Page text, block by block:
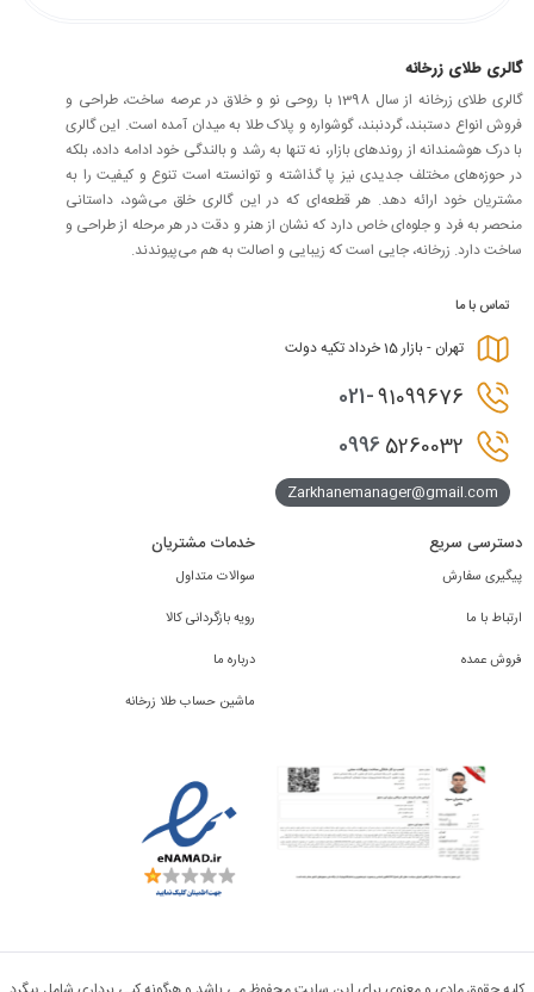
گالری طلای زرخانه
گالری طلای زرخانه از سال 1398 با روحی نو و خلاق در عرصه ساخت، طراحی و
فروش انواع دستبند، گردنبند، گوشواره و پلاک طلا به میدان آمده است. این گالری
با درک هوشمندانه از روندهای بازار، نه تنها به رشد و بالندگی خود ادامه داده، بلکه
در حوزه‌های مختلف جدیدی نیز پا گذاشته و توانسته است تنوع و کیفیت را به
مشتریان خود ارائه دهد. هر قطعه‌ای که در این گالری خلق می‌شود، داستانی
منحصر به فرد و جلوه‌ای خاص دارد که نشان از هنر و دقت در هر مرحله از طراحی و
ساخت دارد. زرخانه، جایی است که زیبایی و اصالت به هم می‌پیوندند.
تماس با ما
تهران - بازار 15 خرداد تکیه دولت
021-91099676
09965260032
Zarkhanemanager@gmail.com
دسترسی سریع
پیگیری سفارش
ارتباط با ما
فروش عمده
خدمات مشتریان
سوالات متداول
رویه بازگردانی کالا
درباره ما
ماشین حساب طلا زرخانه